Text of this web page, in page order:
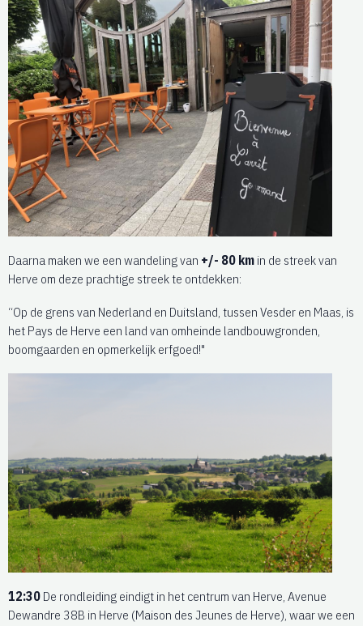
Daarna maken we een wandeling van +/- 80 km in de streek van
Herve om deze prachtige streek te ontdekken:
“Op de grens van Nederland en Duitsland, tussen Vesder en Maas, is
het Pays de Herve een land van omheinde landbouwgronden,
boomgaarden en opmerkelijk erfgoed!"
12:30 De rondleiding eindigt in het centrum van Herve, Avenue
Dewandre 38B in Herve (Maison des Jeunes de Herve), waar we een